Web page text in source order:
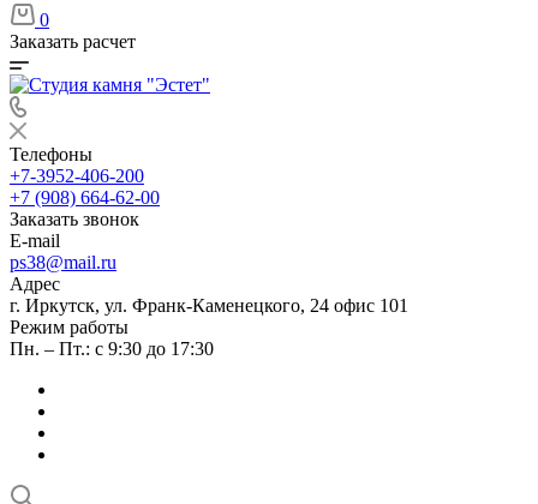
0
Заказать расчет
Телефоны
+7-3952-406-200
+7 (908) 664-62-00
Заказать звонок
E-mail
ps38@mail.ru
Адрес
г. Иркутск, ул. Франк-Каменецкого, 24 офис 101
Режим работы
Пн. – Пт.: с 9:30 до 17:30